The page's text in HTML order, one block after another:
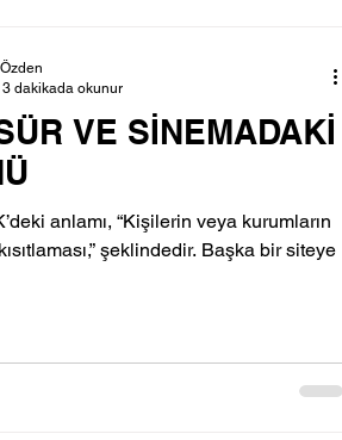
VE SİNEMADAKİ
anlamı, “Kişilerin veya kurumların
şeklindedir. Başka bir siteye
3 dakikada okunur